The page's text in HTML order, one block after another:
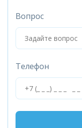
Вопрос
Телефон